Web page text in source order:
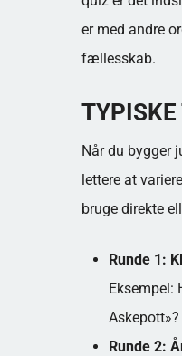
er med andre
fællesskab.
TYPISKE
Når du bygger
lettere at
bruge direkte
Runde 1:
Eksempel:
Runde 2: